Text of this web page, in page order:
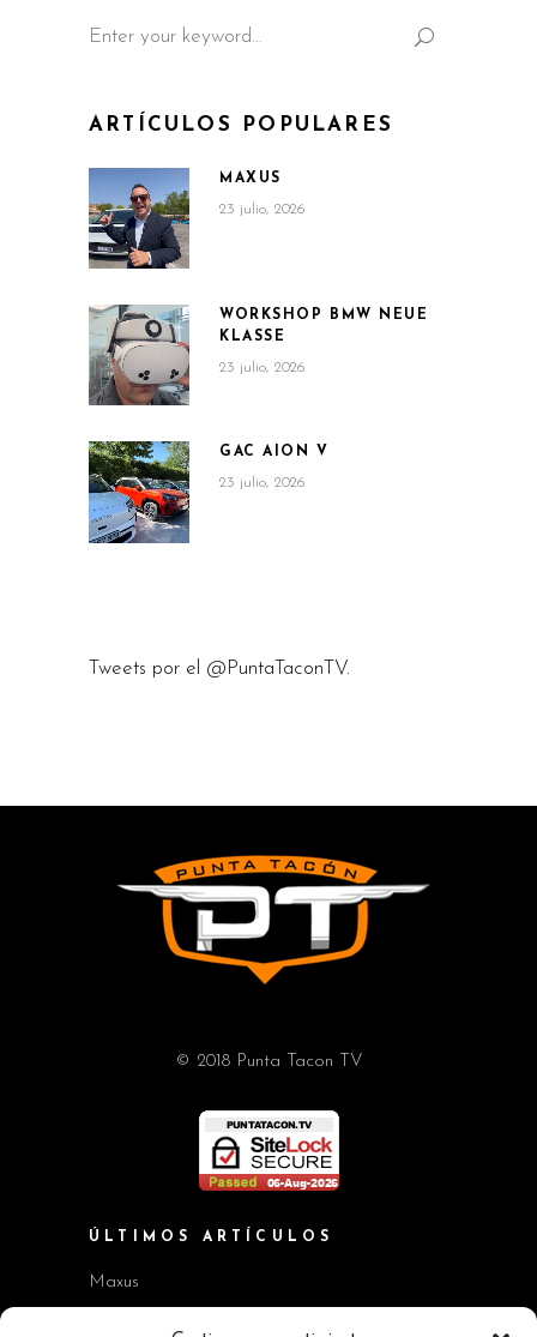
for:
ARTÍCULOS POPULARES
MAXUS
23 julio, 2026
WORKSHOP BMW NEUE
KLASSE
23 julio, 2026
GAC AION V
23 julio, 2026
Tweets por el @PuntaTaconTV.
© 2018 Punta Tacon TV
ÚLTIMOS ARTÍCULOS
Maxus
Workshop BMW Neue Klasse